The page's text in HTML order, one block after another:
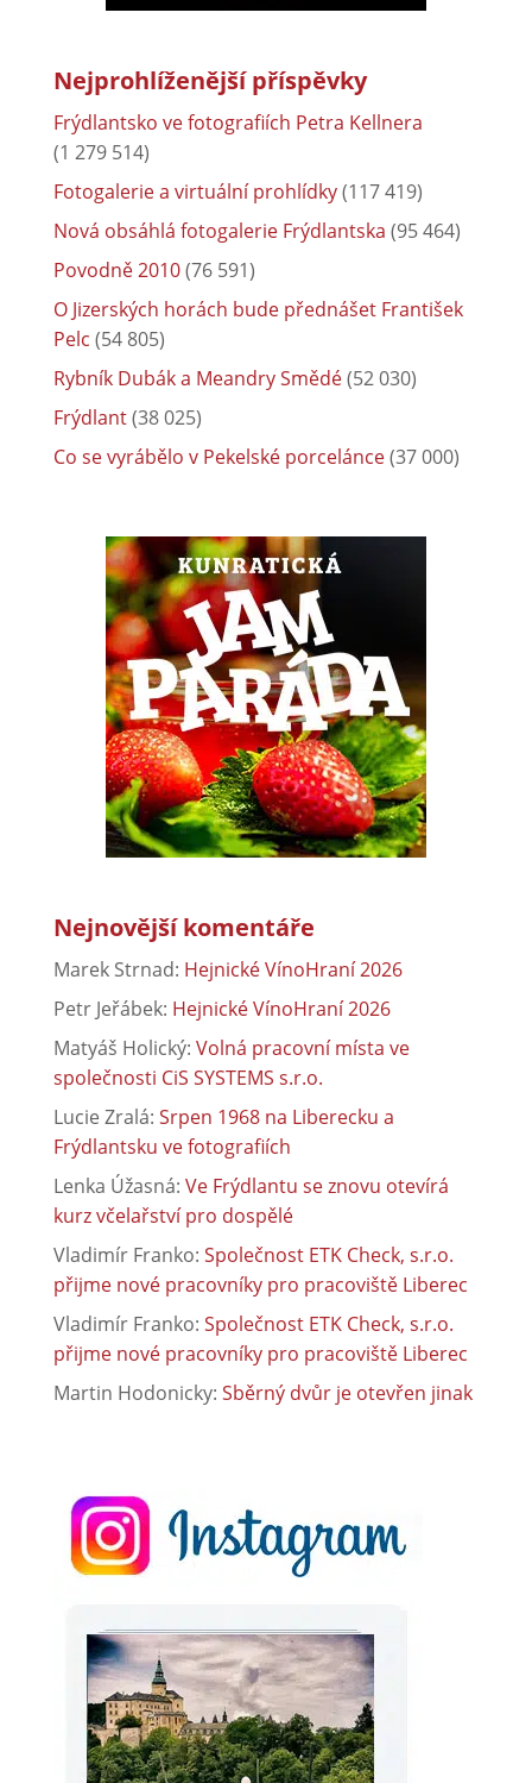
Nejprohlíženější příspěvky
Frýdlantsko ve fotografiích Petra Kellnera
(1 279 514)
Fotogalerie a virtuální prohlídky(117 419)
Nová obsáhlá fotogalerie Frýdlantska (95 464)
Povodně 2010(76 591)
O Jizerských horách bude přednášet František
Pelc (54 805)
Rybník Dubák a Meandry Smědé(52 030)
Frýdlant(38 025)
Co se vyrábělo v Pekelské porcelánce(37 000)
Nejnovější komentáře
Marek Strnad: Hejnické VínoHraní 2026
Petr Jeřábek: Hejnické VínoHraní 2026
Matyáš Holický: Volná pracovní místa ve
společnosti CiS SYSTEMS s.r.o.
Lucie Zralá: Srpen 1968 na Liberecku a
Frýdlantsku ve fotografiích
Lenka Úžasná: Ve Frýdlantu se znovu otevírá
kurz včelařství pro dospělé
Vladimír Franko: Společnost ETK Check, s.r.o.
přijme nové pracovníky pro pracoviště Liberec
Vladimír Franko: Společnost ETK Check, s.r.o.
přijme nové pracovníky pro pracoviště Liberec
Martin Hodonicky: Sběrný dvůr je otevřen jinak